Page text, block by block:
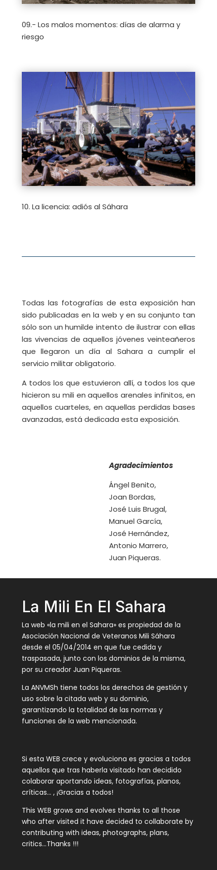
09.- Los malos momentos: días de alarma y
riesgo
10. La licencia: adiós al Sáhara
Todas las fotografías de esta exposición han
sido publicadas en la web y en su conjunto tan
sólo son un humilde intento de ilustrar con ellas
las vivencias de aquellos jóvenes veinteañeros
que llegaron un día al Sahara a cumplir el
servicio militar obligatorio.
A todos los que estuvieron allí, a todos los que
hicieron su mili en aquellos arenales infinitos, en
aquellos cuarteles, en aquellas perdidas bases
avanzadas, está dedicada esta exposición.
Agradecimientos
Ángel Benito,
Joan Bordas,
José Luis Brugal,
Manuel García,
José Hernández,
Antonio Marrero,
Juan Piqueras.
La Mili En El Sahara
La web «la mili en el Sahara» es propiedad de la
Asociación Nacional de Veteranos Mili Sáhara
desde el 05/04/2014 en que fue cedida y
traspasada, junto con los dominios de la misma,
por su creador Juan Piqueras.
La ANVMSh tiene todos los derechos de gestión y
uso sobre la citada web y su dominio,
garantizando la totalidad de las normas y
funciones de la web mencionada.
Si esta WEB crece y evoluciona es gracias a todos
aquellos que tras haberla visitado han decidido
colaborar aportando ideas, fotografías, planos,
críticas… , ¡Gracias a todos!
This WEB grows and evolves thanks to all those
who after visited it have decided to collaborate by
contributing with ideas, photographs, plans,
critics…Thanks !!!